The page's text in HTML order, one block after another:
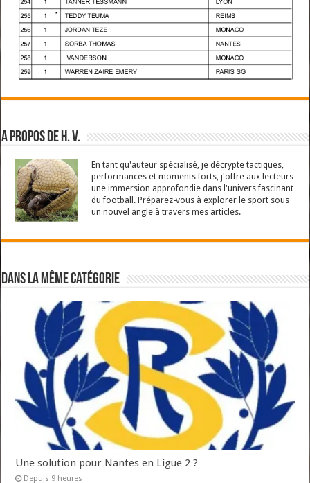
A propos de H. V.
En tant qu'auteur spécialisé, je décrypte tactiques,
performances et moments forts, j'offre aux lecteurs
une immersion approfondie dans l'univers fascinant
du football. Préparez-vous à explorer le sport sous
un nouvel angle à travers mes articles.
Dans la même catégorie
Une solution pour Nantes en Ligue 2 ?
Depuis 9 heures